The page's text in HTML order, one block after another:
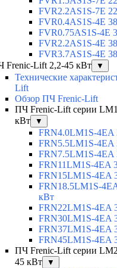
FVR2.2AS1S-7E
FVR0.4AS1S-4E
FVR0.75AS1S-4E
FVR2.2AS1S-4E
FVR3.7AS1S-4E
Frenic-Lift 2,2-45 кВт
▼
Технические
Lift
Обзор ПЧ Frenic-Lift
ПЧ Frenic-Lift серии
кВт
▼
FRN4.0LM1S-4EA
FRN5.5LM1S-4EA
FRN7.5LM1S-4EA
FRN11LM1S-4EA
FRN15LM1S-4EA
FRN18.5LM1S-
кВт
FRN22LM1S-4EA
FRN30LM1S-4EA
FRN37LM1S-4EA
FRN45LM1S-4EA
ПЧ Frenic-Lift серии
45 кВт
▼